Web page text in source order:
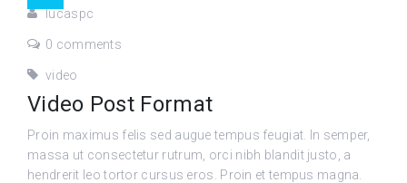
lucaspc
0 comments
video
Video Post Format
Proin maximus felis sed augue tempus feugiat. In semper,
massa ut consectetur rutrum, orci nibh blandit justo, a
hendrerit leo tortor cursus eros. Proin et tempus magna.